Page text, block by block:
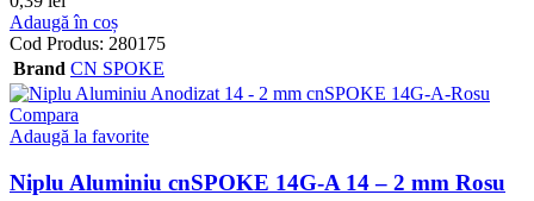
Adaugă în coș
Cod Produs: 280175
Brand CN SPOKE
Compara
Adaugă la favorite
Niplu Aluminiu cnSPOKE 14G-A 14 – 2 mm Rosu